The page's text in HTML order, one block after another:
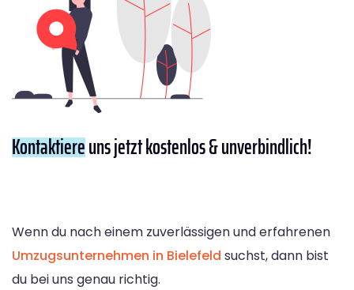
Kontaktiereuns jetzt kostenlos & unverbindlich!
Wenn du nach einem zuverlässigen und erfahrenen
Umzugsunternehmen in Bielefeld suchst, dann bist
du bei uns genau richtig.